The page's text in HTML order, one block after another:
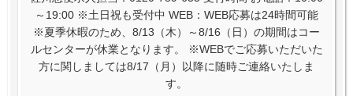
～19:00 ※土日祝も受付中 WEB：WEB応募は24時間可能
※夏季休暇のため、8/13（木）～8/16（日）の期間はコー
ルセンターが休業となります。 ※WEBでご応募いただいた
方に関しましては8/17（月）以降に随時ご連絡いたしま
す。